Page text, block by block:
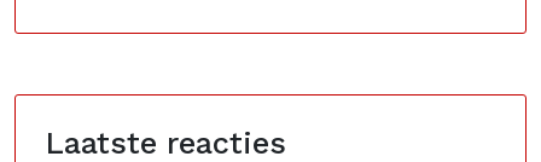
Laatste reacties